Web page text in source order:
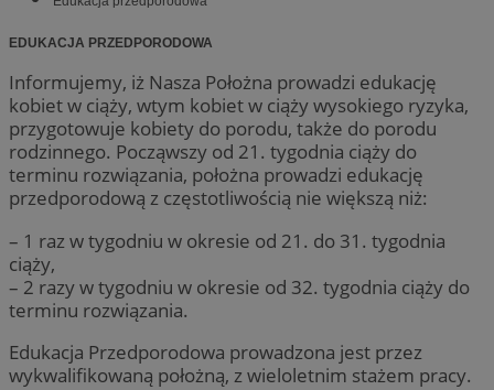
EDUKACJA PRZEDPORODOWA
Informujemy, iż Nasza Położna prowadzi edukację
kobiet w ciąży, wtym kobiet w ciąży wysokiego ryzyka,
przygotowuje kobiety do porodu, także do porodu
rodzinnego. Począwszy od 21. tygodnia ciąży do
terminu rozwiązania, położna prowadzi edukację
przedporodową z częstotliwością nie większą niż:
– 1 raz w tygodniu w okresie od 21. do 31. tygodnia
ciąży,
– 2 razy w tygodniu w okresie od 32. tygodnia ciąży do
terminu rozwiązania.
Edukacja Przedporodowa prowadzona jest przez
wykwalifikowaną położną, z wieloletnim stażem pracy.